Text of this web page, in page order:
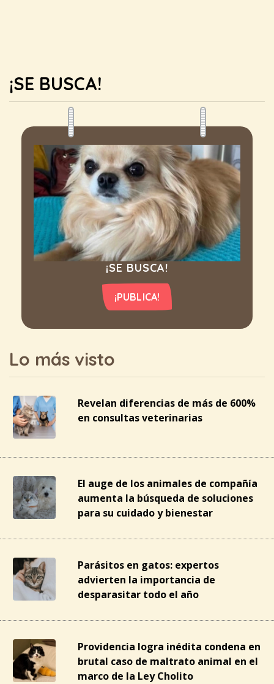
¡SE BUSCA!
¡SE BUSCA!
¡PUBLICA!
Lo más visto
Revelan diferencias de más de 600%
en consultas veterinarias
El auge de los animales de compañía
aumenta la búsqueda de soluciones
para su cuidado y bienestar
Parásitos en gatos: expertos
advierten la importancia de
desparasitar todo el año
Providencia logra inédita condena en
brutal caso de maltrato animal en el
marco de la Ley Cholito